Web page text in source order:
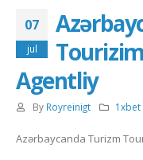
07
jul
Agentliy
By Royreinigt 1xbet
Azərbaycanda Turizm